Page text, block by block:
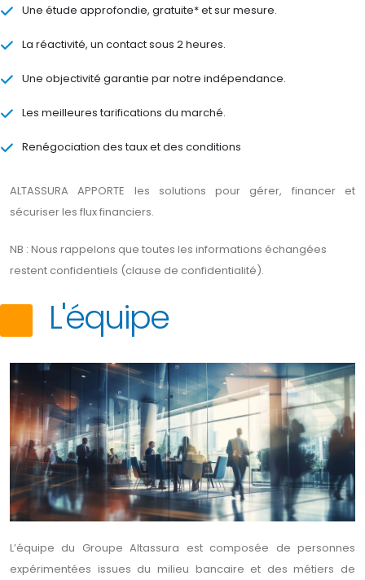
Une étude approfondie, gratuite* et sur mesure.
La réactivité, un contact sous 2 heures.
Une objectivité garantie par notre indépendance.
Les meilleures tarifications du marché.
Renégociation des taux et des conditions
ALTASSURA APPORTE les solutions pour gérer, financer et
sécuriser les flux financiers.
NB : Nous rappelons que toutes les informations échangées
restent confidentiels (clause de confidentialité).
L'équipe
L’équipe du Groupe Altassura est composée de personnes
expérimentées issues du milieu bancaire et des métiers de